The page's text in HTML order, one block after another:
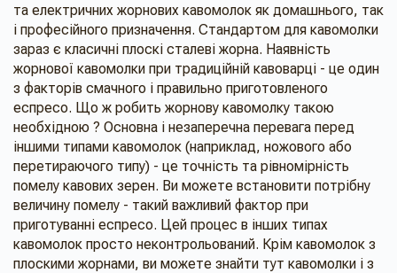
та електричних жорнових кавомолок як домашнього, так
і професійного призначення. Стандартом для кавомолки
зараз є класичні плоскі сталеві жорна. Наявність
жорнової кавомолки при традиційній кавоварці - це один
з факторів смачного і правильно приготовленого
еспресо. Що ж робить жорнову кавомолку такою
необхідною ? Основна і незаперечна перевага перед
іншими типами кавомолок (наприклад, ножового або
перетираючого типу) - це точність та рівномірність
помелу кавових зерен. Ви можете встановити потрібну
величину помелу - такий важливий фактор при
приготуванні еспресо. Цей процес в інших типах
кавомолок просто неконтрольований. Крім кавомолок з
плоскими жорнами, ви можете знайти тут кавомолки і з